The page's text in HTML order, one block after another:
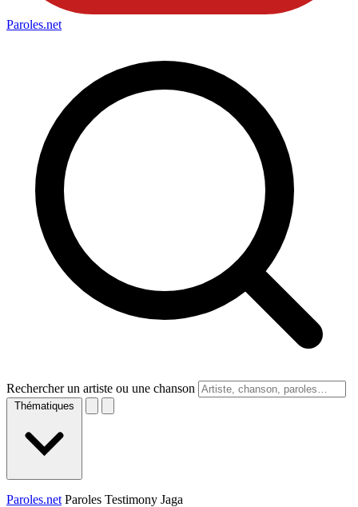
Paroles.net
Rechercher un artiste ou une chanson
Thématiques
Paroles.net Paroles Testimony Jaga